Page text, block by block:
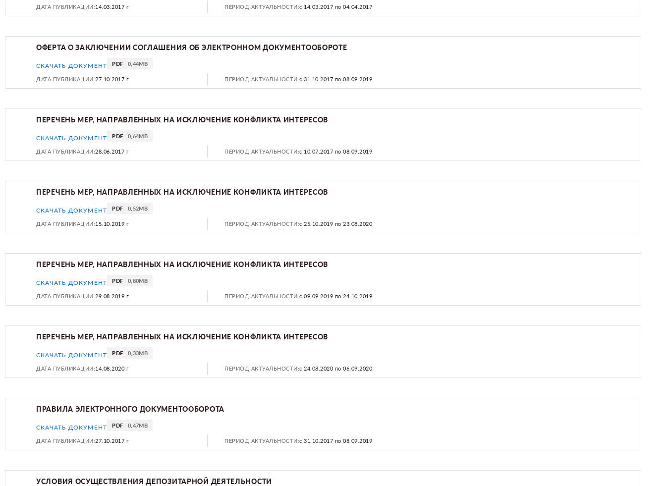
ДАТА ПУБЛИКАЦИИ:14.03.2017 г ПЕРИОД АКТУАЛЬНОСТИ:с 14.03.2017 по 04.04.2017
ОФЕРТА О ЗАКЛЮЧЕНИИ СОГЛАШЕНИЯ ОБ ЭЛЕКТРОННОМ ДОКУМЕНТООБОРОТЕ
СКАЧАТЬ ДОКУМЕНТ PDF 0,44MB
ДАТА ПУБЛИКАЦИИ:27.10.2017 г ПЕРИОД АКТУАЛЬНОСТИ:с 31.10.2017 по 08.09.2019
ПЕРЕЧЕНЬ МЕР, НАПРАВЛЕННЫХ НА ИСКЛЮЧЕНИЕ КОНФЛИКТА ИНТЕРЕСОВ
СКАЧАТЬ ДОКУМЕНТ PDF 0,64MB
ДАТА ПУБЛИКАЦИИ:28.06.2017 г ПЕРИОД АКТУАЛЬНОСТИ:с 10.07.2017 по 08.09.2019
ПЕРЕЧЕНЬ МЕР, НАПРАВЛЕННЫХ НА ИСКЛЮЧЕНИЕ КОНФЛИКТА ИНТЕРЕСОВ
СКАЧАТЬ ДОКУМЕНТ PDF 0,52MB
ДАТА ПУБЛИКАЦИИ:15.10.2019 г ПЕРИОД АКТУАЛЬНОСТИ:с 25.10.2019 по 23.08.2020
ПЕРЕЧЕНЬ МЕР, НАПРАВЛЕННЫХ НА ИСКЛЮЧЕНИЕ КОНФЛИКТА ИНТЕРЕСОВ
СКАЧАТЬ ДОКУМЕНТ PDF 0,80MB
ДАТА ПУБЛИКАЦИИ:29.08.2019 г ПЕРИОД АКТУАЛЬНОСТИ:с 09.09.2019 по 24.10.2019
ПЕРЕЧЕНЬ МЕР, НАПРАВЛЕННЫХ НА ИСКЛЮЧЕНИЕ КОНФЛИКТА ИНТЕРЕСОВ
СКАЧАТЬ ДОКУМЕНТ PDF 0,33MB
ДАТА ПУБЛИКАЦИИ:14.08.2020 г ПЕРИОД АКТУАЛЬНОСТИ:с 24.08.2020 по 06.09.2020
ПРАВИЛА ЭЛЕКТРОННОГО ДОКУМЕНТООБОРОТА
СКАЧАТЬ ДОКУМЕНТ PDF 0,47MB
ДАТА ПУБЛИКАЦИИ:27.10.2017 г ПЕРИОД АКТУАЛЬНОСТИ:с 31.10.2017 по 08.09.2019
УСЛОВИЯ ОСУЩЕСТВЛЕНИЯ ДЕПОЗИТАРНОЙ ДЕЯТЕЛЬНОСТИ